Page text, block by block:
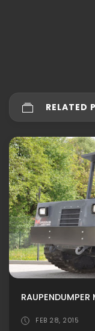
RELATED
RAUPENDUMPER
FEB 28, 2015